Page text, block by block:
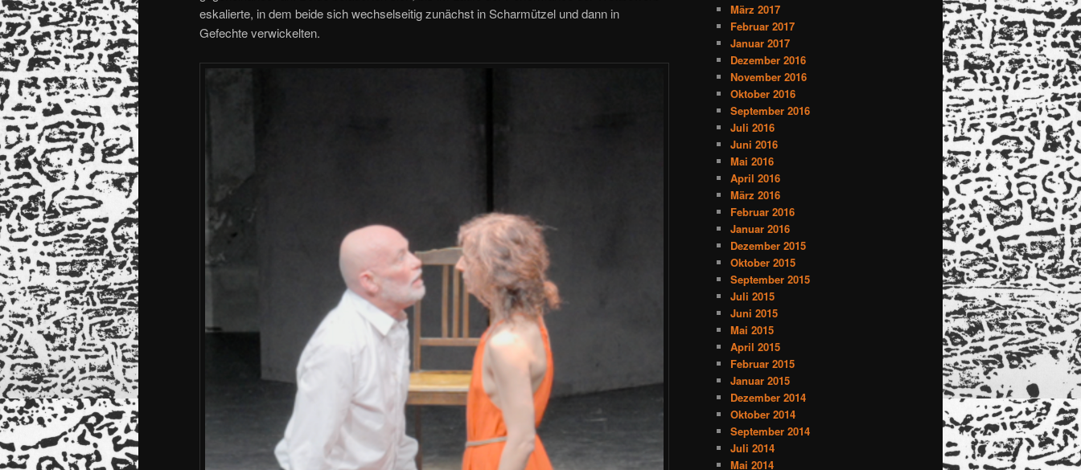
eskalierte, in dem beide sich wechselseitig zunächst in Scharmützel und dann in
Gefechte verwickelten.
März 2017
Februar 2017
Januar 2017
Dezember 2016
November 2016
Oktober 2016
September 2016
Juli 2016
Juni 2016
Mai 2016
April 2016
März 2016
Februar 2016
Januar 2016
Dezember 2015
Oktober 2015
September 2015
Juli 2015
Juni 2015
Mai 2015
April 2015
Februar 2015
Januar 2015
Dezember 2014
Oktober 2014
September 2014
Juli 2014
Mai 2014